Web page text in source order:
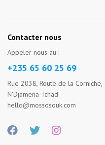
Contacter nous
Appeler nous au :
+235 65 60 25 69
Rue 2038, Route de la Corniche,
N'Djamena-Tchad
hello@mossosouk.com